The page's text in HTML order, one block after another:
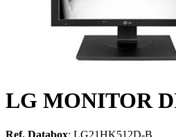
LG MONITOR
Ref. Databox: LG21HK512D-B